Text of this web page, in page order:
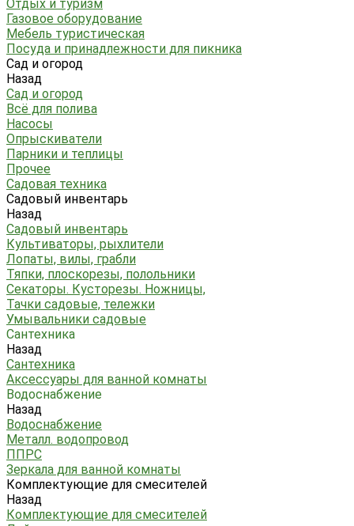
Отдых и туризм
Газовое оборудование
Мебель туристическая
Посуда и принадлежности для пикника
Сад и огород
Назад
Сад и огород
Всё для полива
Насосы
Опрыскиватели
Парники и теплицы
Прочее
Садовая техника
Садовый инвентарь
Назад
Садовый инвентарь
Культиваторы, рыхлители
Лопаты, вилы, грабли
Тяпки, плоскорезы, полольники
Секаторы. Кусторезы. Ножницы,
Тачки садовые, тележки
Умывальники садовые
Сантехника
Назад
Сантехника
Аксессуары для ванной комнаты
Водоснабжение
Назад
Водоснабжение
Металл. водопровод
ППРС
Зеркала для ванной комнаты
Комплектующие для смесителей
Назад
Комплектующие для смесителей